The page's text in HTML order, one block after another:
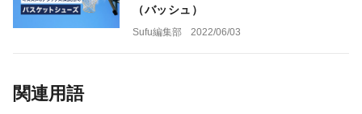
（バッシュ）
Sufu編集部 2022/06/03
関連用語